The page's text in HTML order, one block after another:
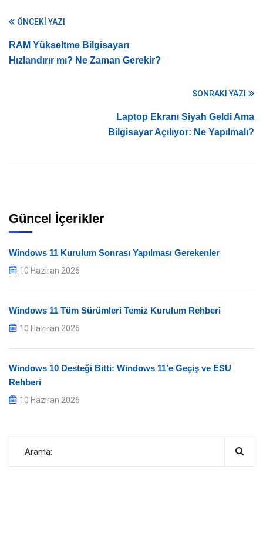
ÖNCEKI YAZI
RAM Yükseltme Bilgisayarı
Hızlandırır mı? Ne Zaman Gerekir?
SONRAKI YAZI
Laptop Ekranı Siyah Geldi Ama
Bilgisayar Açılıyor: Ne Yapılmalı?
Güncel İçerikler
Windows 11 Kurulum Sonrası Yapılması Gerekenler
10 Haziran 2026
Windows 11 Tüm Sürümleri Temiz Kurulum Rehberi
10 Haziran 2026
Windows 10 Desteği Bitti: Windows 11’e Geçiş ve ESU
Rehberi
10 Haziran 2026